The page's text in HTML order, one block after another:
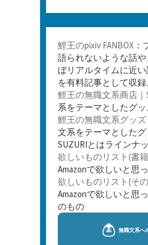
鯉王のpixiv FANBOX ：
語られないような話
ぼリアルタイムに近
を有料記事として収録
鯉王の無職文系商店｜
系をテーマとしたグ
鯉王の無職文系グッズ
文系をテーマとしたグ
SUZURIとはラインナ
欲しいものリスト(書
Amazonで欲しいと思
欲しいものリスト(そ
Amazonで欲しいと思
のもの